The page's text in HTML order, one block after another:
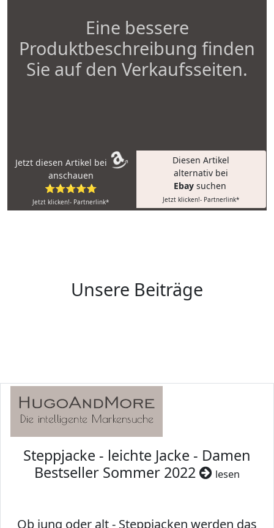
Eine bessere
Produktbeschreibung finden
Sie auf den Verkaufsseiten.
Jetzt diesen Artikel bei
anschauen
⭐⭐⭐⭐⭐
Jetzt klicken!- Partnerlink*
Diesen Artikel
alternativ bei
Ebay suchen
Jetzt klicken!- Partnerlink*
Unsere Beiträge
Steppjacke - leichte Jacke - Damen
Bestseller Sommer 2022
lesen
Ob jung oder alt - Steppjacken werden das